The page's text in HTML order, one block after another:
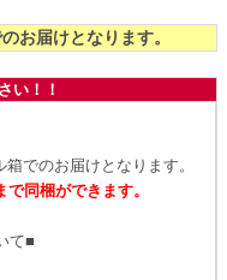
お届けとなります。
い！！
でのお届けとなります。
で同梱ができます。
て■